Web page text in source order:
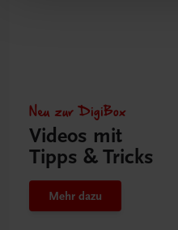
Neu zur DigiBox
Videos mit
Tipps & Tricks
Mehr dazu